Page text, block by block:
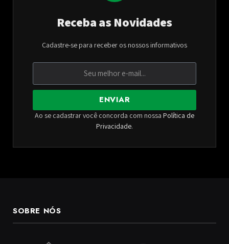
Receba as Novidades
Cadastre-se para receber os nossos informativos
ENVIAR
Ao se cadastrar você concorda com nossa Política de
Privacidade.
SOBRE NÓS